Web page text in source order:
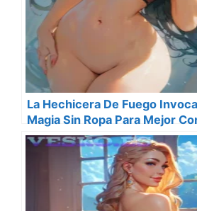
La Hechicera De Fuego
Magia Sin Ropa Para Mejor
Elemental